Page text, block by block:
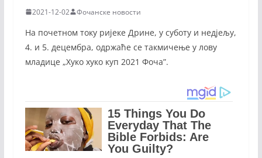
2021-12-02 Фочанске новости
На почетном току ријеке Дрине, у суботу и недјељу,
4. и 5. децембра, одржаће се такмичење у лову
младице „Хуко хуко куп 2021 Фоча”.